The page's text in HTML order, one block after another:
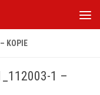
KOPIE
1 –